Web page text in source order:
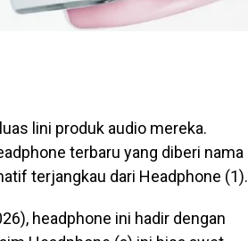
lini produk audio mereka.
terbaru yang diberi nama
terjangkau dari Headphone (1).
headphone ini hadir dengan